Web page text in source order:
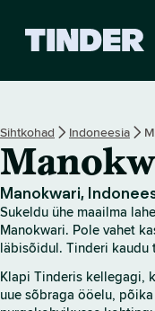
r
a
v
a
l
e
t
Sihtkohad Indoneesia
Manokwari,
Sukeldu ühe maailma
Manokwari. Pole vahet
läbisõidul. Tinderi
Klapi Tinderis kellegagi,
uue sõbraga ööelu,